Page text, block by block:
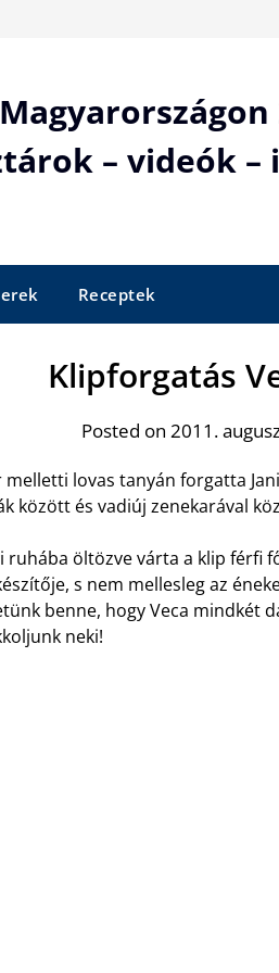
– videók
Receptek
Klipforgatás
Posted on 2011.
melletti lovas tanyán forgatta
között és vadiúj zenekarával
ruhába öltözve várta a klip férfi
s nem mellesleg az
benne, hogy Veca mindkét
neki!